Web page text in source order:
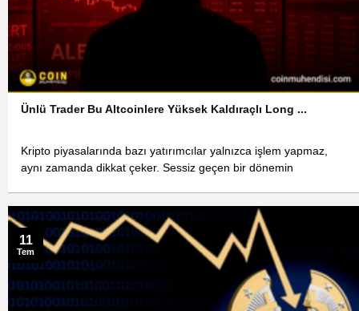
Ünlü Trader Bu Altcoinlere Yüksek Kaldıraçlı Long ...
Kripto piyasalarında bazı yatırımcılar yalnızca işlem yapmaz,
aynı zamanda dikkat çeker. Sessiz geçen bir dönemin
11
Tem